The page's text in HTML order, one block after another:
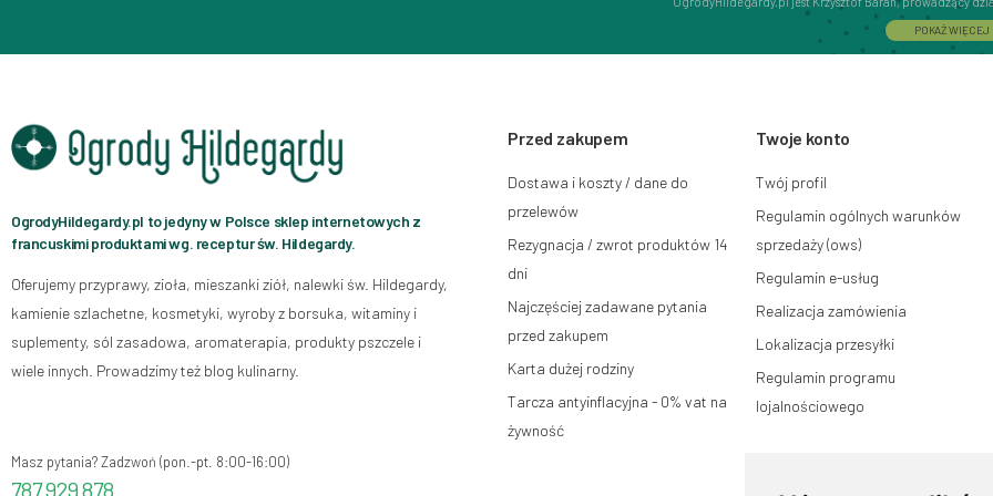
Interactive Krzysztof Baran wpisaną do Centralnej
adres głównego miejsca wykonywania działalności w
08-110, posiadający numer NIP: 821-152-01-37, REGON:
Przysługuje Ci prawo do żądania dostępu do swoich
ograniczenia przetwarzania, wniesienia sprzeciwu wobec
na zgodność z prawem przetwarzania, którego dokonano
lub pisemnie na adres siedziby.
Więcej informacji: www.mouton.pl/ODO
POKAŻ WIĘCEJ
OgrodyHildegardy.pl to jedyny w Polsce sklep internetowych z
francuskimi produktami wg. receptur św. Hildegardy.
Oferujemy przyprawy, zioła, mieszanki ziół, nalewki św. Hildegardy,
kamienie szlachetne, kosmetyki, wyroby z borsuka, witaminy i
suplementy, sól zasadowa, aromaterapia, produkty pszczele i
wiele innych. Prowadzimy też blog kulinarny.
Masz pytania? Zadzwoń (pon.-pt. 8:00-16:00)
787 929 878
Przed zakupem
Dostawa i koszty / dane do
przelewów
Rezygnacja / zwrot produktów 14
dni
Najczęściej zadawane pytania
przed zakupem
Karta dużej rodziny
Tarcza antyinflacyjna - 0% vat na
żywność
Twoje konto
Twój profil
Regulamin ogólnych warunków
sprzedaży (ows)
Regulamin e-usług
Realizacja zamówienia
Lokalizacja przesyłki
Regulamin programu
lojalnościowego